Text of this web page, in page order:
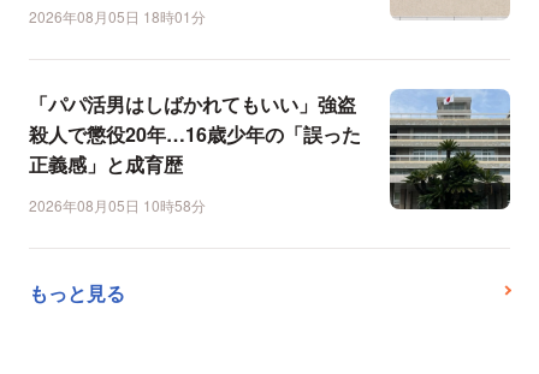
2026年08月05日 18時01分
「パパ活男はしばかれてもいい」強盗
殺人で懲役20年…16歳少年の「誤った
正義感」と成育歴
2026年08月05日 10時58分
もっと見る